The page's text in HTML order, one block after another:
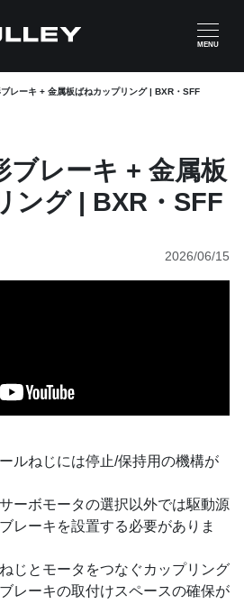
MENU
レーキ + 金属板ばねカップリング | BXR・SFF
ブレーキ + 金属板
ング | BXR・SFF
2026/06/15
ルねじには停止/保持用の機構が
ーボモータの選択以外では駆動源
レーキを設置する必要がありま
じとモータをつなぐカップリング
レーキの取付けスペースの確保が